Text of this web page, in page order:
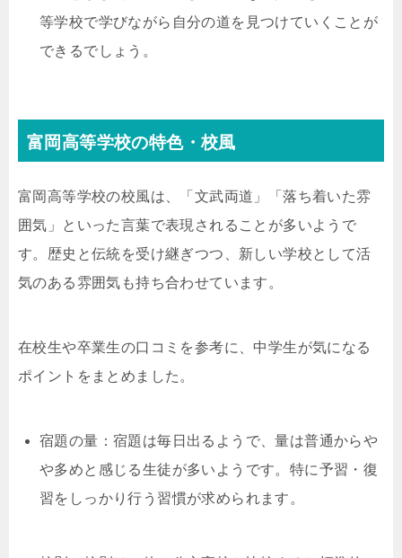
等学校で学びながら自分の道を見つけていくことが
できるでしょう。
富岡高等学校の特色・校風
富岡高等学校の校風は、「文武両道」「落ち着いた雰
囲気」といった言葉で表現されることが多いようで
す。歴史と伝統を受け継ぎつつ、新しい学校として活
気のある雰囲気も持ち合わせています。
在校生や卒業生の口コミを参考に、中学生が気になる
ポイントをまとめました。
宿題の量：宿題は毎日出るようで、量は普通からや
や多めと感じる生徒が多いようです。特に予習・復
習をしっかり行う習慣が求められます。